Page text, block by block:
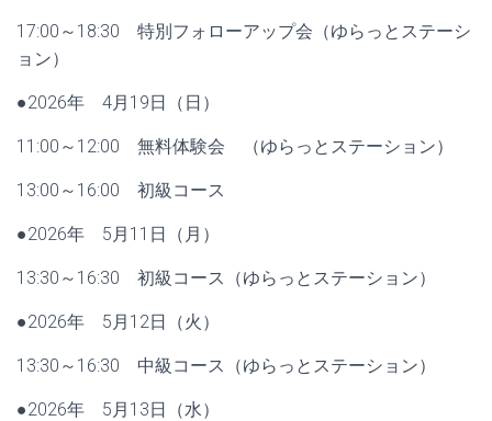
17:00～18:30 特別フォローアップ会（ゆらっとステーシ
ョン）
●2026年 4月19日（日）
11:00～12:00 無料体験会 （ゆらっとステーション）
13:00～16:00 初級コース
●2026年 5月11日（月）
13:30～16:30 初級コース（ゆらっとステーション）
●2026年 5月12日（火）
13:30～16:30 中級コース（ゆらっとステーション）
●2026年 5月13日（水）